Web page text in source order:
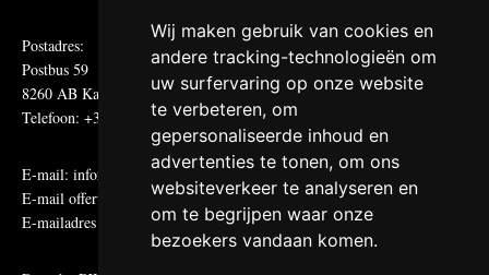
Wij maken gebruik van cookies en
andere tracking-technologieën om
uw surfervaring op onze website
te verbeteren, om
gepersonaliseerde inhoud en
advertenties te tonen, om ons
websiteverkeer te analyseren en
om te begrijpen waar onze
bezoekers vandaan komen.
Postadres:
Postbus 59
8260 AB Kampen
Telefoon: +31 (0)38 331 81 81
E-mail: informatie@metadecor.nl
E-mail offertes:
calculatie@metadecor.nl
E-mailadres administratie:facturen@metadecor.nl